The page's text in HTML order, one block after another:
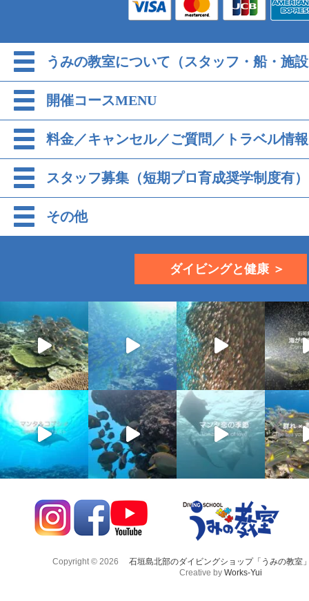
うみの教室について（スタッフ・船・施
開催コースMENU
料金／キャンセル／ご質問／トラベル情報
スタッフ募集（短期プロ育成奨学制度有）
その他
ダイビングと健康 ＞
Copyright © 2026
石垣島北部のダイビングショップ「うみの教室
Creative by Works-Yui